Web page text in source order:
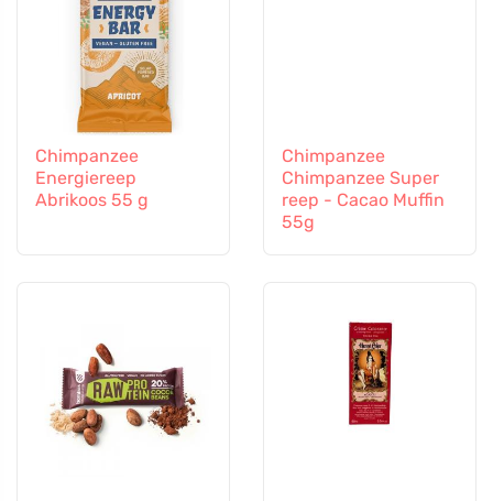
Chimpanzee
Energiereep
Abrikoos 55 g
Chimpanzee
Chimpanzee Super
reep - Cacao Muffin
55g